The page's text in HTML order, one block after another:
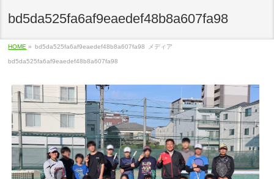
bd5da525fa6af9eaedef48b8a607fa98
HOME » bd5da525fa6af9eaedef48b8a607fa98 メディア
bd5da525fa6af9eaedef48b8a607fa98